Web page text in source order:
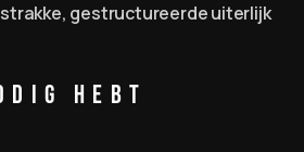
gestructureerde uiterlijk
Hebt